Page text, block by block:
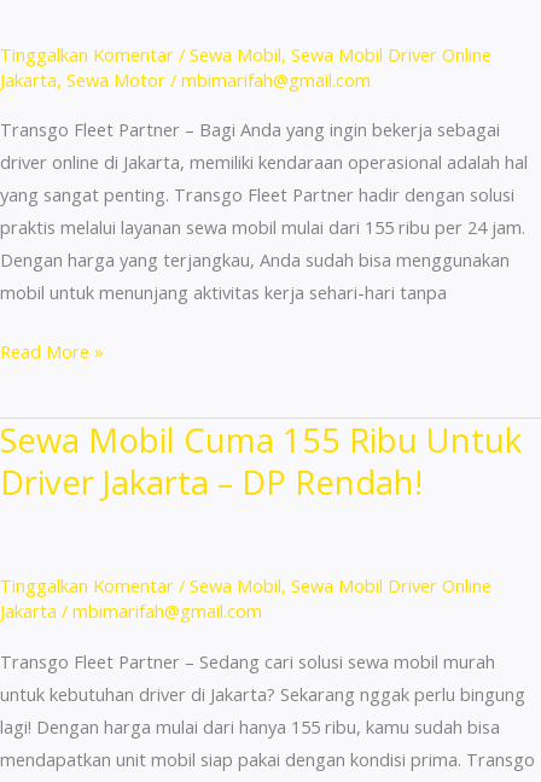
Ribu
Buat
Tinggalkan Komentar / Sewa Mobil, Sewa Mobil Driver Online
Jakarta, Sewa Motor / mbimarifah@gmail.com
Transgo Fleet Partner – Bagi Anda yang ingin bekerja sebagai
driver online di Jakarta, memiliki kendaraan operasional adalah hal
yang sangat penting. Transgo Fleet Partner hadir dengan solusi
praktis melalui layanan sewa mobil mulai dari 155 ribu per 24 jam.
Dengan harga yang terjangkau, Anda sudah bisa menggunakan
mobil untuk menunjang aktivitas kerja sehari-hari tanpa
Sewa
155
Ribu/24
Jam
Online
di
Read More »
Sewa Mobil Cuma 155 Ribu Untuk
Driver Jakarta – DP Rendah!
Tinggalkan Komentar / Sewa Mobil, Sewa Mobil Driver Online
Jakarta / mbimarifah@gmail.com
Transgo Fleet Partner – Sedang cari solusi sewa mobil murah
untuk kebutuhan driver di Jakarta? Sekarang nggak perlu bingung
lagi! Dengan harga mulai dari hanya 155 ribu, kamu sudah bisa
mendapatkan unit mobil siap pakai dengan kondisi prima. Transgo